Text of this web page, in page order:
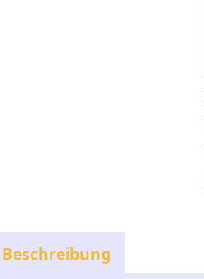
Beschreibung